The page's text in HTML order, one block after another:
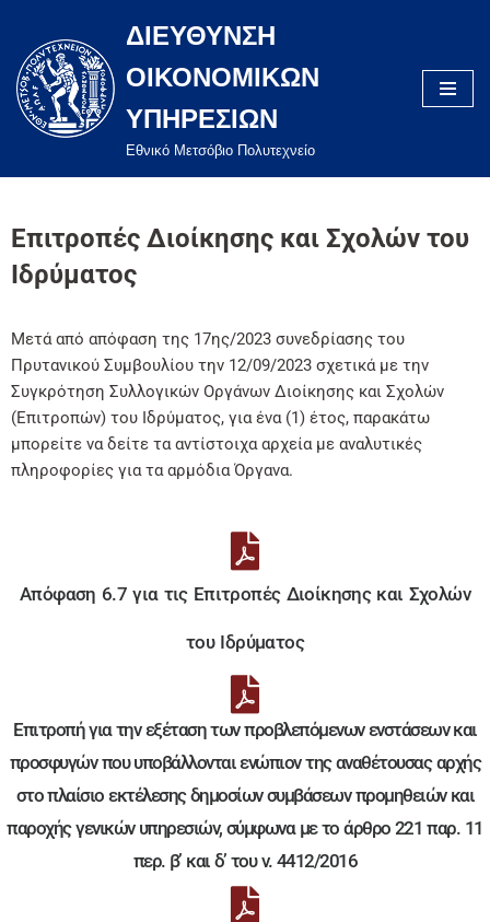
Μεταπηδήστε
στο
περιεχόμενο
ΔΙΕΥΘΥΝΣΗ
ΟΙΚΟΝΟΜΙΚΩΝ
ΥΠΗΡΕΣΙΩΝ
Eθνικό Μετσόβιο Πολυτεχνείο
Επιτροπές Διοίκησης και Σχολών του
Ιδρύματος
Μετά από απόφαση της 17ης/2023 συνεδρίασης του
Πρυτανικού Συμβουλίου την 12/09/2023 σχετικά με την
Συγκρότηση Συλλογικών Οργάνων Διοίκησης και Σχολών
(Επιτροπών) του Ιδρύματος, για ένα (1) έτος, παρακάτω
μπορείτε να δείτε τα αντίστοιχα αρχεία με αναλυτικές
πληροφορίες για τα αρμόδια Όργανα.
Απόφαση 6.7 για τις Επιτροπές Διοίκησης και Σχολών
του Ιδρύματος
Επιτροπή για την εξέταση των προβλεπόμενων ενστάσεων και
προσφυγών που υποβάλλονται ενώπιον της αναθέτουσας αρχής
στο πλαίσιο εκτέλεσης δημοσίων συμβάσεων προμηθειών και
παροχής γενικών υπηρεσιών, σύμφωνα με το άρθρο 221 παρ. 11
περ. β’ και δ’ του ν. 4412/2016